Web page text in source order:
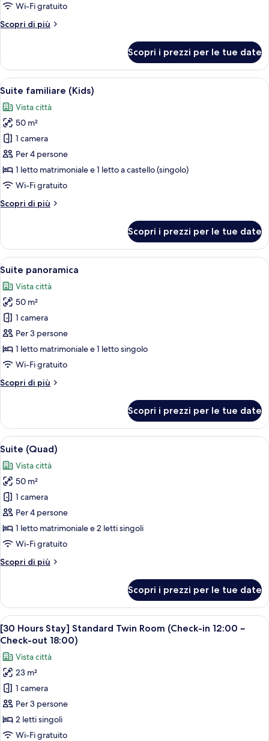
Wi-Fi gratuito
Scopri di più
Altri
familiare
(Twin)
Scopri i prezzi per le tue date
Apri
tutte
le
foto
per
Suite
familiare
(Kids)
Camera d'albergo moderna con un
9
Suite familiare (Kids)
Vista città
50 m²
1 camera
Per 4 persone
1 letto matrimoniale e 1 letto a castello (singolo)
Wi-Fi gratuito
Scopri di più
Altri
familiare
(Kids)
Scopri i prezzi per le tue date
Apri
tutte
le
foto
per
Suite
panoramica
Una camera d'albergo moderna con
9
Suite panoramica
Vista città
50 m²
1 camera
Per 3 persone
1 letto matrimoniale e 1 letto singolo
Wi-Fi gratuito
Scopri di più
Altri
panoramica
Scopri i prezzi per le tue date
Apri
tutte
le
foto
per
Suite
(Quad)
Una camera d'albergo moderna
7
Suite (Quad)
Vista città
50 m²
1 camera
Per 4 persone
1 letto matrimoniale e 2 letti singoli
Wi-Fi gratuito
Scopri di più
Altri
(Quad)
Scopri i prezzi per le tue date
Apri
tutte
le
foto
per
[30
Hours
Stay]
Standard
Camera d'albergo con due letti, una
6
[30 Hours Stay] Standard Twin Room (Check-in 12:00 ~
Check-out 18:00)
Vista città
23 m²
1 camera
Per 3 persone
2 letti singoli
Wi-Fi gratuito